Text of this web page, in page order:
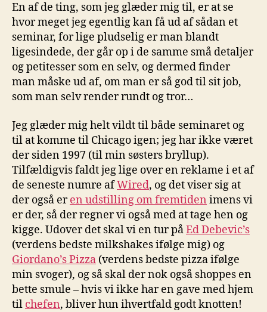
En af de ting, som jeg glæder mig til, er at se
hvor meget jeg egentlig kan få ud af sådan et
seminar, for lige pludselig er man blandt
ligesindede, der går op i de samme små detaljer
og petitesser som en selv, og dermed finder
man måske ud af, om man er så god til sit job,
som man selv render rundt og tror…
Jeg glæder mig helt vildt til både seminaret og
til at komme til Chicago igen; jeg har ikke været
der siden 1997 (til min søsters bryllup).
Tilfældigvis faldt jeg lige over en reklame i et af
de seneste numre afWired, og det viser sig at
der også eren udstilling om fremtiden imens vi
er der, så der regner vi også med at tage hen og
kigge. Udover det skal vi en tur påEd Debevic’s
(verdens bedste milkshakes ifølge mig) og
Giordano’s Pizza (verdens bedste pizza ifølge
min svoger), og så skal der nok også shoppes en
bette smule – hvis vi ikke har en gave med hjem
til chefen, bliver hun ihvertfald godt knotten!